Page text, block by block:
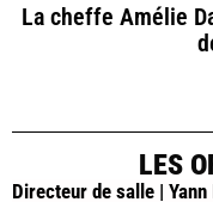
La cheffe Amélie
LES
Directeur de salle |